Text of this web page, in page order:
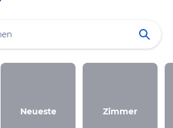
Neueste Zimmer